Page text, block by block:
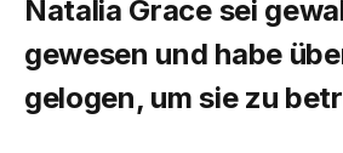
Natalia Grace sei
gewesen und habe
gelogen, um sie zu